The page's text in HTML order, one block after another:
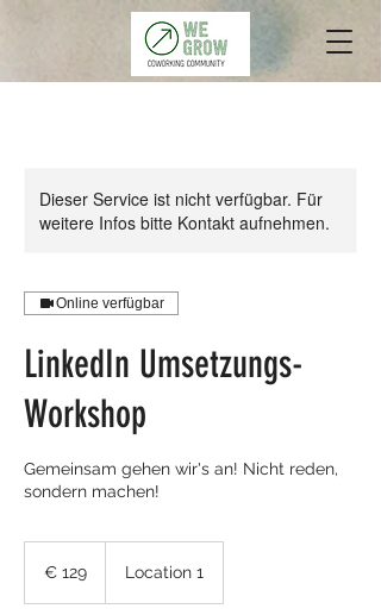
Dieser Service ist nicht verfügbar. Für
weitere Infos bitte Kontakt aufnehmen.
Online verfügbar
LinkedIn Umsetzungs-
Workshop
Gemeinsam gehen wir's an! Nicht reden,
sondern machen!
€ 129 Location 1